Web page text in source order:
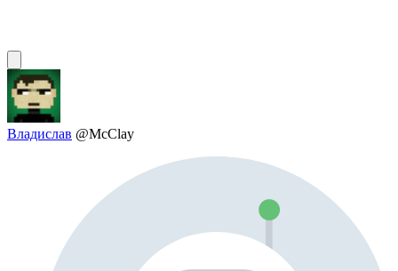
Владислав @McClay